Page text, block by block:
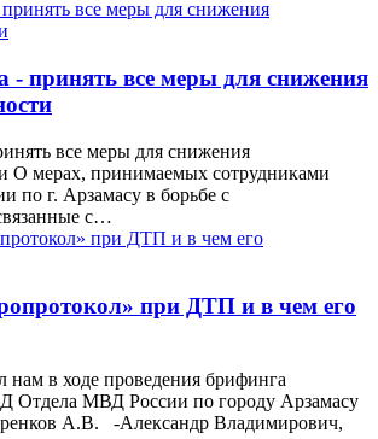
- принять все меры для снижения
все меры для снижения
О мерах, принимаемых сотрудниками
по г. Арзамасу в борьбе с
с…
при ДТП и в чем его
нам в ходе проведения брифинга
Отдела МВД России по городу Арзамасу
А.В. -Александр Владимирович,